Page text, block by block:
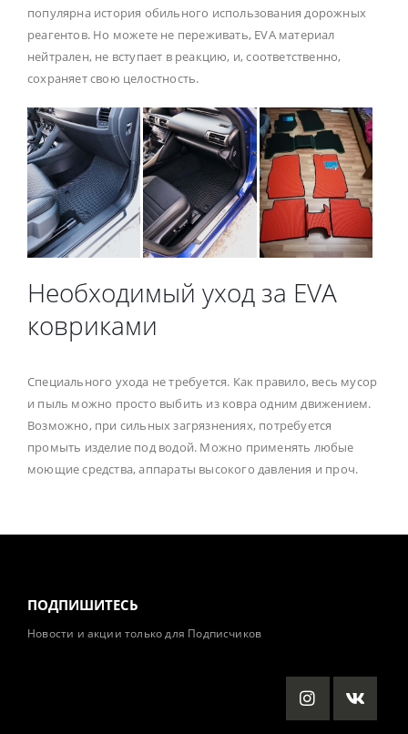
популярна история обильного использования дорожных
реагентов. Но можете не переживать, EVA материал
нейтрален, не вступает в реакцию, и, соответственно,
сохраняет свою целостность.
Необходимый уход за EVA
ковриками
Специального ухода не требуется. Как правило, весь мусор
и пыль можно просто выбить из ковра одним движением.
Возможно, при сильных загрязнениях, потребуется
промыть изделие под водой. Можно применять любые
моющие средства, аппараты высокого давления и проч.
ПОДПИШИТЕСЬ
Новости и акции только для Подписчиков